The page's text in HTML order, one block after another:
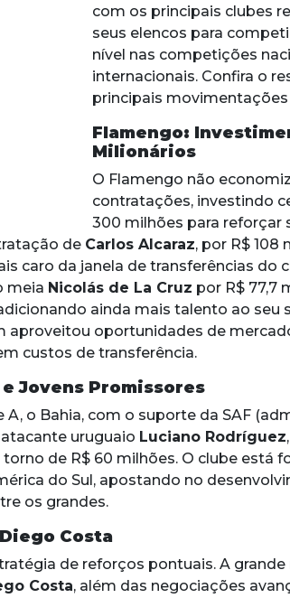
com os principais clubes
seus elencos para
nível nas competições
internacionais. Confira o
principais
Flamengo:
Milionários
O Flamengo não
contratações, investindo
300 milhões para reforçar
de Carlos Alcaraz, por R$ 108
caro da janela de transferências do
meia Nicolás de La Cruz por R$ 77,7
ainda mais talento ao seu
aproveitou oportunidades de
custos de transferência.
Jovens Promissores
A, o Bahia, com o suporte da SAF
uruguaio Luciano Rodríguez
de R$ 60 milhões. O clube está
do Sul, apostando no
os grandes.
Costa
de reforços pontuais. A
Costa, além das negociações